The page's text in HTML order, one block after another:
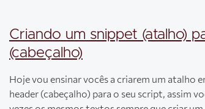
Criando um snippet (atalho)
(cabeçalho)
Hoje vou ensinar vocês a criarem um atalho
header (cabeçalho) para o seu script, assim